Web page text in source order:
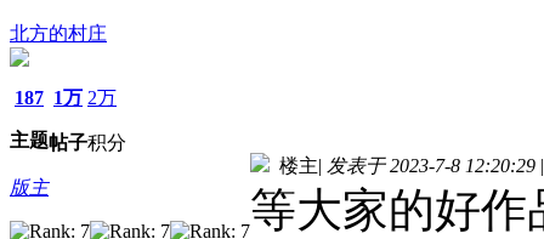
北方的村庄
187
主题
1万
帖子
2万
积分
版主
楼主| 发表于 2023-7-8 12:20:29 |
等大家的好作